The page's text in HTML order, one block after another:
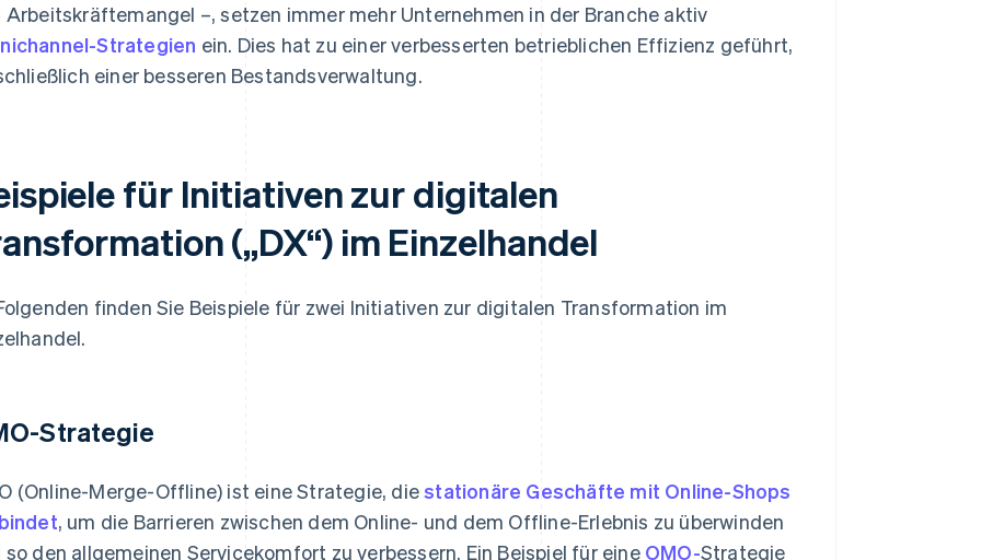
Arbeitskräftemangel –, setzen immer mehr Unternehmen in der Branche aktiv
Strategien ein. Dies hat zu einer verbesserten betrieblichen Effizienz geführt,
einer besseren Bestandsverwaltung.
für Initiativen zur digitalen
(„DX“) im Einzelhandel
finden Sie Beispiele für zwei Initiativen zur digitalen Transformation im
Strategie
(Online-Merge-Offline) ist eine Strategie, diestationäre Geschäfte mit Online-Shops
, um die Barrieren zwischen dem Online- und dem Offline-Erlebnis zu überwinden
so den allgemeinen Servicekomfort zu verbessern. Ein Beispiel für eine OMO-Strategie